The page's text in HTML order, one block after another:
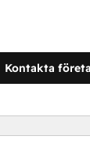
Kontakta